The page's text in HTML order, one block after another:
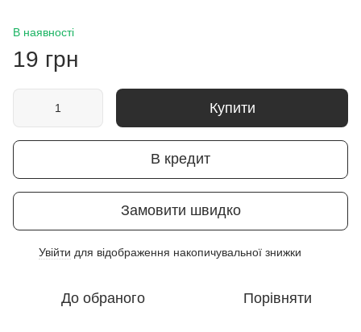
В наявності
19 грн
Купити
В кредит
Замовити швидко
Увійти для відображення накопичувальної знижки
До обраного Порівняти